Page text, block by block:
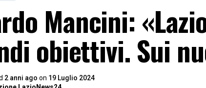
Mancini:
obiettivi. Sui
2 anni ago on 19 Luglio 2024